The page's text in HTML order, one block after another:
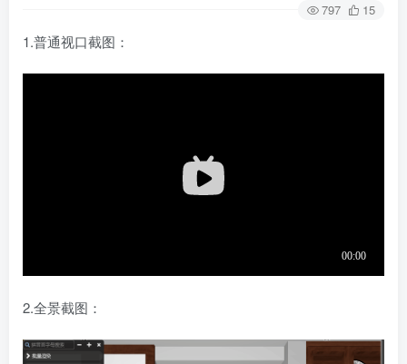
797 15
1.普通视口截图：
2.全景截图：